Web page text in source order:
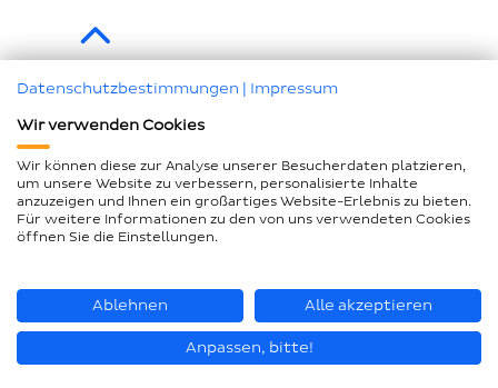
Impressum
Datenschutz
Compliance
AEB und LkSG
Seitenübersicht
© Loesch Verpackungstechnik GmbH + Co. KG 2026
Datenschutzbestimmungen | Impressum
Wir verwenden Cookies
Wir können diese zur Analyse unserer Besucherdaten platzieren,
um unsere Website zu verbessern, personalisierte Inhalte
anzuzeigen und Ihnen ein großartiges Website-Erlebnis zu bieten.
Für weitere Informationen zu den von uns verwendeten Cookies
öffnen Sie die Einstellungen.
Ablehnen Alle akzeptieren
Anpassen, bitte!